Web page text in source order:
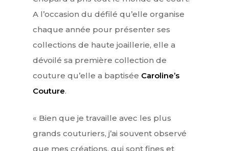
A l’occasion du défilé qu’elle organise
chaque année pour présenter ses
collections de haute joaillerie, elle a
dévoilé sa première collection de
couture qu’elle a baptisée Caroline’s
Couture.
« Bien que je travaille avec les plus
grands couturiers, j’ai souvent observé
que mes créations, qui sont fines et